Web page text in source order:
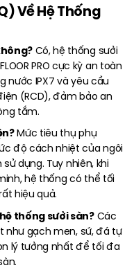
Về Hệ Thống
Có, hệ thống sưởi
PRO cực kỳ an toàn
nước IPX7 và yêu cầu
(RCD), đảm bảo an
tắm.
Mức tiêu thụ phụ
độ cách nhiệt của ngôi
dụng. Tuy nhiên, khi
hệ thống có thể tối
hiệu quả.
thống sưởi sàn?Các
như gạch men, sứ, đá tự
lý tưởng nhất để tối đa